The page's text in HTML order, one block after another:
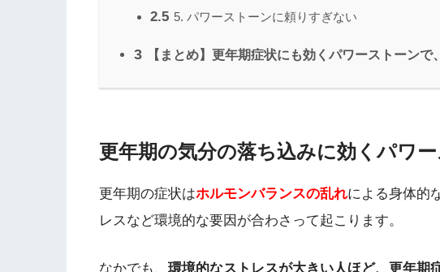
2.5 5. パワーストーンに頼りすぎない
3 【まとめ】更年期症状にも効くパワーストーンで
更年期の気分の落ち込みに効くパワ
更年期の症状はホルモンバランスの乱れによる身体的
レスなど環境的な要因が合わさって起こります。
なかでも、 環境的なストレスが大きい人ほど、更年期